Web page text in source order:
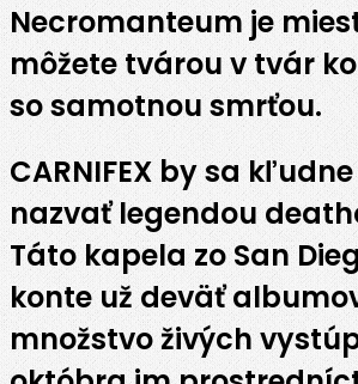
Necromanteum je
môžete tvárou v tvár
so samotnou smrťou.
CARNIFEX by sa
nazvať legendou
Táto kapela zo San
konte už deväť
množstvo živých